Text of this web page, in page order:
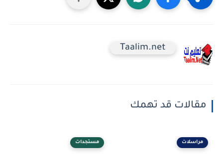
Taalim.net
مقالات قد تهمك
مراسلات مستجدات